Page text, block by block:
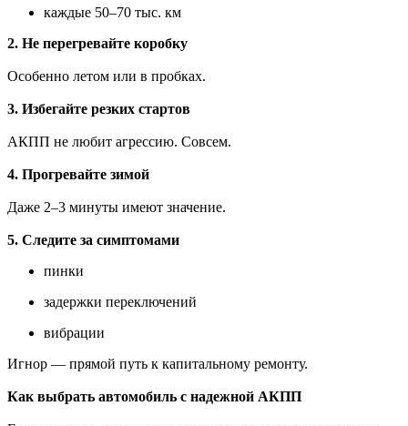
каждые 50–70 тыс. км
2. Не перегревайте коробку
Особенно летом или в пробках.
3. Избегайте резких стартов
АКПП не любит агрессию. Совсем.
4. Прогревайте зимой
Даже 2–3 минуты имеют значение.
5. Следите за симптомами
пинки
задержки переключений
вибрации
Игнор — прямой путь к капитальному ремонту.
Как выбрать автомобиль с надежной АКПП